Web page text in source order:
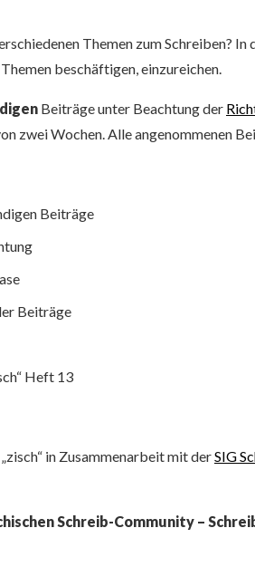
Themen zum Schreiben?
beschäftigen, einzureichen.
Beiträge unter Beachtung der
zwei Wochen. Alle angenommenen
Beiträge
Beiträge
Heft 13
in Zusammenarbeit mit derSIG
Schreib-Community –